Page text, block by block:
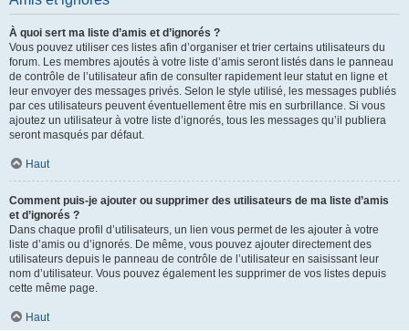
À quoi sert ma liste d’amis et d’ignorés ?
Vous pouvez utiliser ces listes afin d’organiser et trier certains utilisateurs du
forum. Les membres ajoutés à votre liste d’amis seront listés dans le panneau
de contrôle de l’utilisateur afin de consulter rapidement leur statut en ligne et
leur envoyer des messages privés. Selon le style utilisé, les messages publiés
par ces utilisateurs peuvent éventuellement être mis en surbrillance. Si vous
ajoutez un utilisateur à votre liste d’ignorés, tous les messages qu’il publiera
seront masqués par défaut.
Haut
Comment puis-je ajouter ou supprimer des utilisateurs de ma liste d’amis
et d’ignorés ?
Dans chaque profil d’utilisateurs, un lien vous permet de les ajouter à votre
liste d’amis ou d’ignorés. De même, vous pouvez ajouter directement des
utilisateurs depuis le panneau de contrôle de l’utilisateur en saisissant leur
nom d’utilisateur. Vous pouvez également les supprimer de vos listes depuis
cette même page.
Haut